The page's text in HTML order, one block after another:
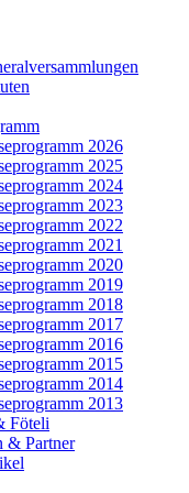
2026
2025
2024
2023
2022
2021
2020
2019
2018
2017
2016
2015
2014
2013
Föteli
& Partner